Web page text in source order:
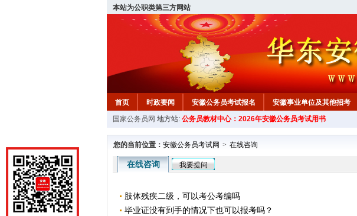
本站为公职类第三方网站
首页 时政要闻 安徽公务员考试报名 安徽事业单位及其他招考
安徽公务员行测试题 在线咨询 教材中心
国家公务员网 地方站: 公务员教材中心：2026年安徽公务员考试用书
您的当前位置： 安徽公务员考试网 > 在线咨询
在线咨询 我要提问
肢体残疾二级，可以考公考编吗
毕业证没有到手的情况下也可以报考吗？